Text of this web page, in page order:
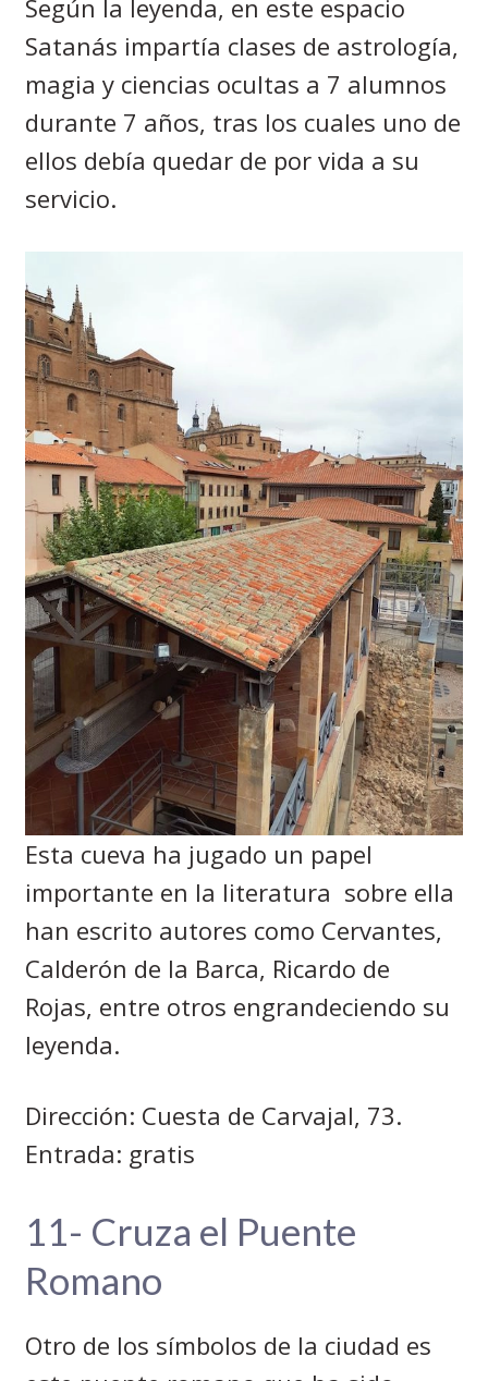
Según la leyenda, en este espacio
Satanás impartía clases de astrología,
magia y ciencias ocultas a 7 alumnos
durante 7 años, tras los cuales uno de
ellos debía quedar de por vida a su
servicio.
Esta cueva ha jugado un papel
importante en la literatura sobre ella
han escrito autores como Cervantes,
Calderón de la Barca, Ricardo de
Rojas, entre otros engrandeciendo su
leyenda.
Dirección: Cuesta de Carvajal, 73.
Entrada: gratis
11- Cruza el Puente
Romano
Otro de los símbolos de la ciudad es